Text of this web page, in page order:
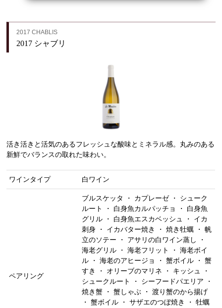
2017 CHABLIS
2017 シャブリ
活き活きと活気のあるフレッシュな酸味とミネラル感。丸みのある
新鮮でバランスの取れた味わい。
ワインタイプ 白ワイン
ペアリング
ブルスケッタ ・ カプレーゼ ・ シューク
ルート ・ 白身魚カルパッチョ ・ 白身魚
グリル ・ 白身魚エスカベッシュ ・ イカ
刺身 ・ イカバター焼き ・ 焼き牡蠣 ・ 帆
立のソテー ・ アサリの白ワイン蒸し ・
海老グリル ・ 海老フリット ・ 海老ボイ
ル ・ 海老のアヒージョ ・ 蟹ボイル ・ 蟹
すき ・ オリーブのマリネ ・ キッシュ ・
シュークルート ・ シーフードパエリア ・
焼き蟹 ・ 蟹しゃぶ ・ 渡り蟹のから揚げ
・ 蟹ボイル ・ サザエのつぼ焼き ・ 牡蠣